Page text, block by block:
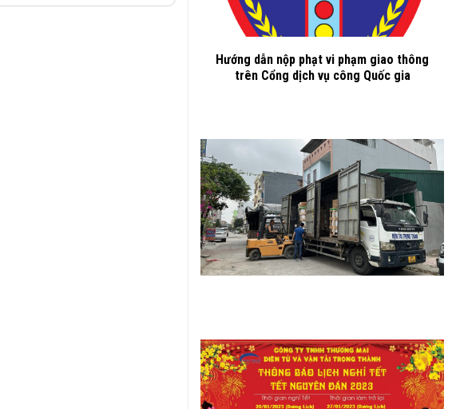
Hướng dẫn nộp phạt vi phạm giao thông
trên Cổng dịch vụ công Quốc gia